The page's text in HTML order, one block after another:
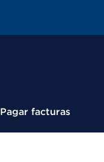
Pagar facturas